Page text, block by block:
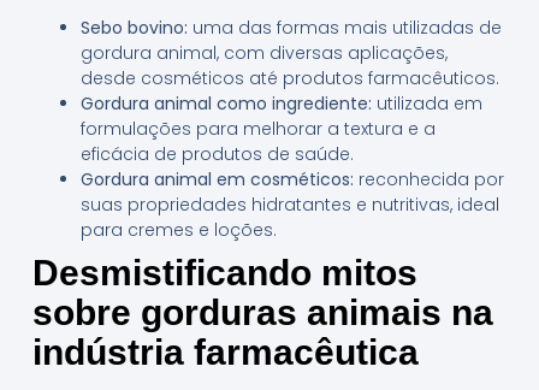
Sebo bovino: uma das formas mais utilizadas de
gordura animal, com diversas aplicações,
desde cosméticos até produtos farmacêuticos.
Gordura animal como ingrediente: utilizada em
formulações para melhorar a textura e a
eficácia de produtos de saúde.
Gordura animal em cosméticos: reconhecida por
suas propriedades hidratantes e nutritivas, ideal
para cremes e loções.
Desmistificando mitos
sobre gorduras animais na
indústria farmacêutica